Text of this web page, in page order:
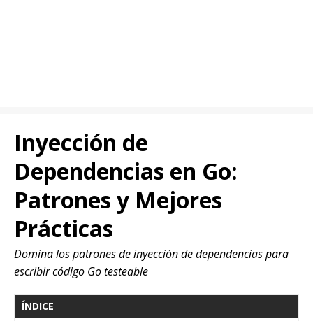
Inyección de
Dependencias en Go:
Patrones y Mejores
Prácticas
Domina los patrones de inyección de dependencias para
escribir código Go testeable
ÍNDICE